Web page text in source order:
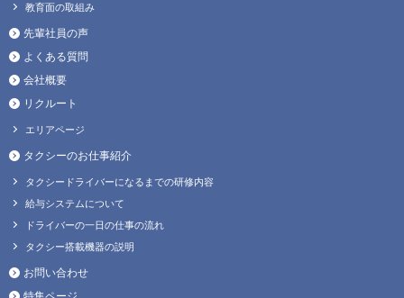
教育面の取組み
先輩社員の声
よくある質問
会社概要
リクルート
エリアページ
タクシーのお仕事紹介
タクシードライバーになるまでの研修内容
給与システムについて
ドライバーの一日の仕事の流れ
タクシー搭載機器の説明
お問い合わせ